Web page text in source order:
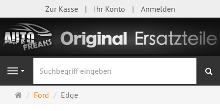
Zur Kasse Ihr Konto Anmelden
Navigation
Startseite
Ford Edge